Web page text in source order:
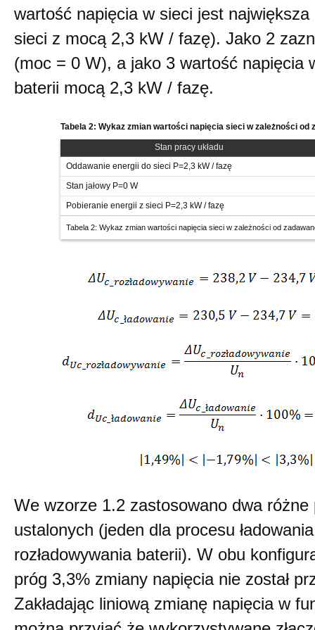
wartość napięcia w sieci jest
sieci z mocą 2,3 kW / fazę). Jako 2
(moc = 0 W), a jako 3 wartość napięcia
baterii mocą 2,3 kW / fazę.
Tabela 2: Wykaz zmian wartości napięcia sieci w zależności od
Stan pracy układu
Oddawanie energii do sieci P=2,3 kW / fazę
Stan jałowy P=0 W
Pobieranie energii z sieci P=2,3 kW / fazę
Tabela 2: Wykaz zmian wartości napięcia sieci w zależności od
We wzorze 1.2 zastosowano dwa różne
ustalonych (jeden dla procesu
rozładowywania baterii). W obu
próg 3,3% zmiany napięcia nie został
Zakładając liniową zmianę napięcia w